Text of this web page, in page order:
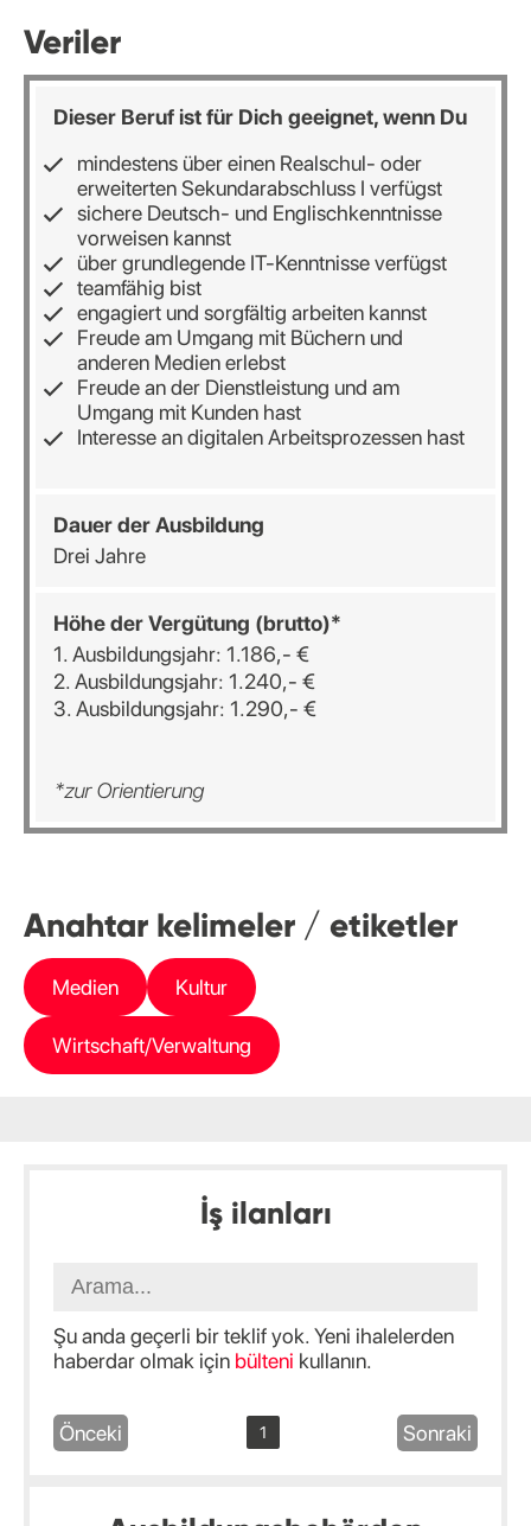
Veriler
Dieser Beruf ist für Dich geeignet, wenn Du
mindestens über einen Realschul- oder
erweiterten Sekundarabschluss I verfügst
sichere Deutsch- und Englischkenntnisse
vorweisen kannst
über grundlegende IT-Kenntnisse verfügst
teamfähig bist
engagiert und sorgfältig arbeiten kannst
Freude am Umgang mit Büchern und
anderen Medien erlebst
Freude an der Dienstleistung und am
Umgang mit Kunden hast
Interesse an digitalen Arbeitsprozessen hast
Dauer der Ausbildung
Drei Jahre
Höhe der Vergütung (brutto)*
1. Ausbildungsjahr: 1.186,- €
2. Ausbildungsjahr: 1.240,- €
3. Ausbildungsjahr: 1.290,- €
*zur Orientierung
Anahtar kelimeler / etiketler
Medien Kultur
Wirtschaft/Verwaltung
İş ilanları
Şu anda geçerli bir teklif yok. Yeni ihalelerden
haberdar olmak için bülteni kullanın.
Önceki 1 Sonraki